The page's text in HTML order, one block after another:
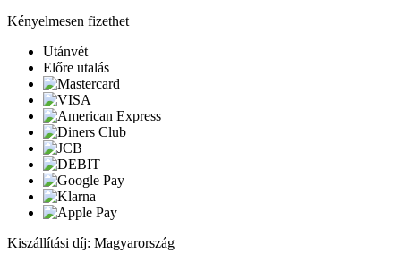
Kényelmesen fizethet
Utánvét
Előre utalás
Kiszállítási díj: Magyarország